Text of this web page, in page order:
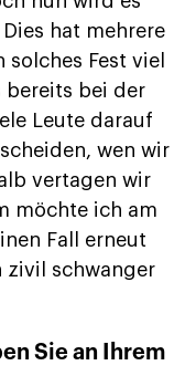
hat mehrere
Fest viel
bereits bei der
Leute darauf
wen wir
vertagen wir
möchte ich am
Fall erneut
zivil schwanger
Sie an Ihrem